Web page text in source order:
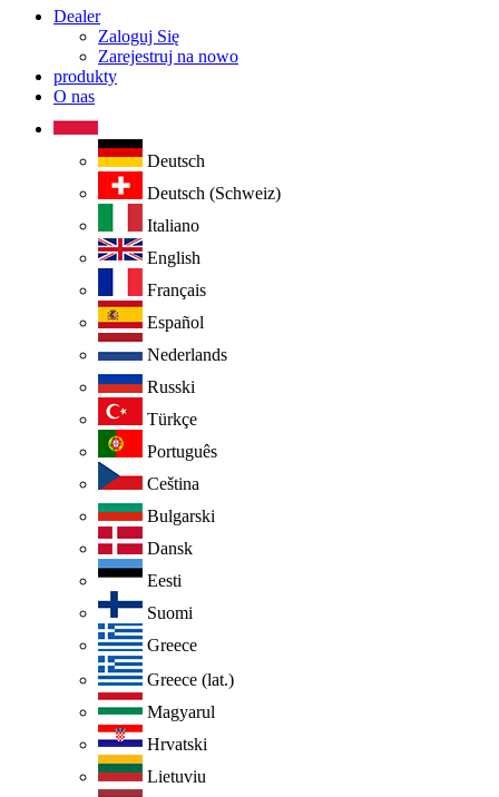
Dealer
Zaloguj Się
Zarejestruj na nowo
produkty
O nas
Deutsch
Deutsch (Schweiz)
Italiano
English
Français
Español
Nederlands
Russki
Türkçe
Português
Ceština
Bulgarski
Dansk
Eesti
Suomi
Greece
Greece (lat.)
Magyarul
Hrvatski
Lietuviu